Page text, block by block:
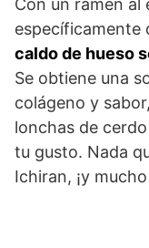
Con un ramen al
específicamente
caldo de hueso
Se obtiene una
colágeno y
lonchas de cerdo
tu gusto. Nada
Ichiran, ¡y